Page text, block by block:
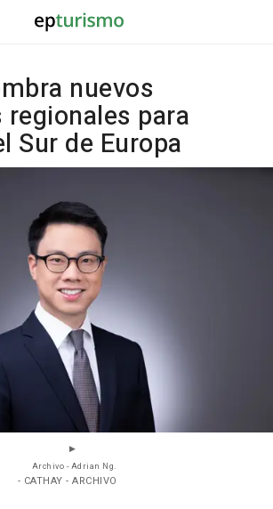
nuevos
para
Sur de Europa
Archivo - Adrian Ng.
- CATHAY - ARCHIVO